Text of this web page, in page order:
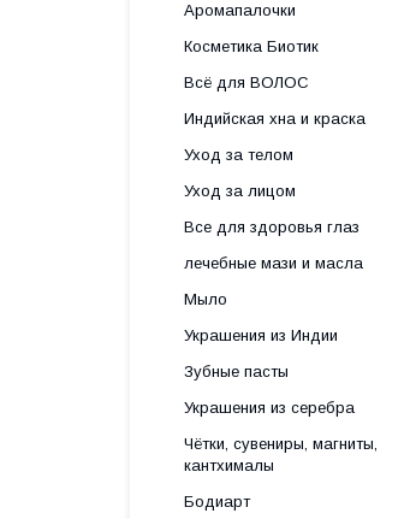
Аромапалочки
Косметика Биотик
Всё для ВОЛОС
Индийская хна и краска
Уход за телом
Уход за лицом
Все для здоровья глаз
лечебные мази и масла
Мыло
Украшения из Индии
Зубные пасты
Украшения из серебра
Чётки, сувениры, магниты,
кантхималы
Бодиарт